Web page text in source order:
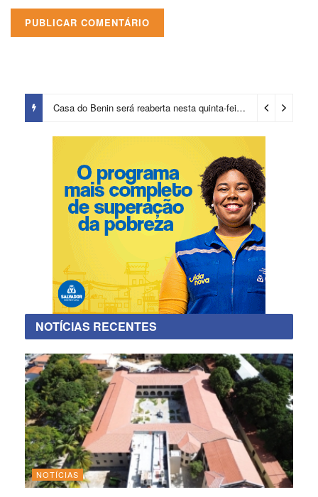
Casa do Benin será reaberta nesta quinta-feira (6) 3 dias ago
NOTÍCIAS RECENTES
NOTÍCIAS